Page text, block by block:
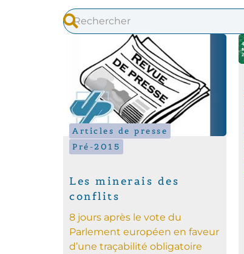
Articles de presse
Pré-2015
Les minerais des
conflits
8 jours après le vote du
Parlement européen en faveur
d’une traçabilité obligatoire